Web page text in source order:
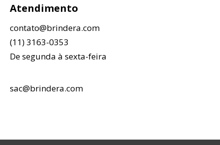
Atendimento
contato@brindera.com
(11) 3163-0353
De segunda à sexta-feira
sac@brindera.com